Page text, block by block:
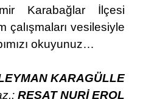
Karabağlar İlçesi
çalışmaları vesilesiyle
okuyunuz…
KARAGÜLLE
REŞAT NURİ EROL